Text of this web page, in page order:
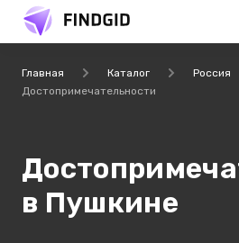
Главная Каталог Россия
Достопримечательности
в Пушкине